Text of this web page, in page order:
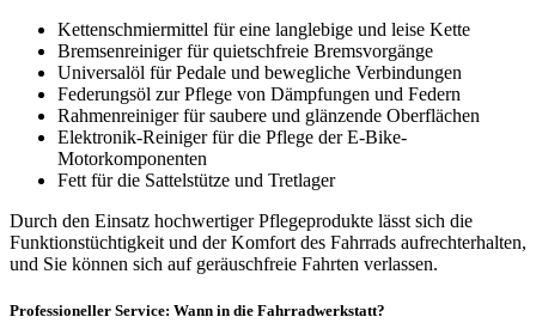
Kettenschmiermittel für eine langlebige und leise Kette
Bremsenreiniger für quietschfreie Bremsvorgänge
Universalöl für Pedale und bewegliche Verbindungen
Federungsöl zur Pflege von Dämpfungen und Federn
Rahmenreiniger für saubere und glänzende Oberflächen
Elektronik-Reiniger für die Pflege der E-Bike-
Motorkomponenten
Fett für die Sattelstütze und Tretlager
Durch den Einsatz hochwertiger Pflegeprodukte lässt sich die
Funktionstüchtigkeit und der Komfort des Fahrrads aufrechterhalten,
und Sie können sich auf geräuschfreie Fahrten verlassen.
Professioneller Service: Wann in die Fahrradwerkstatt?